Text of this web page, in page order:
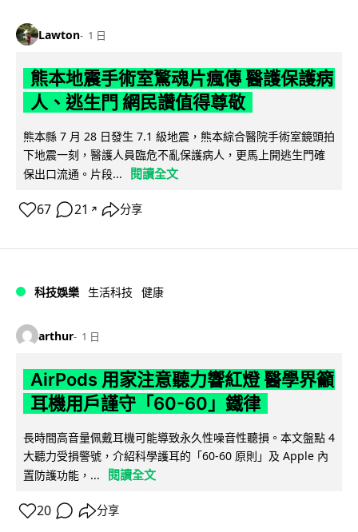
Lawton 1 日
熊本地震手術室驚魂片瘋傳 醫護保護病
人、逃生門 網民讚值得尊敬
熊本縣 7 月 28 日發生 7.1 級地震，熊本綜合醫院手術室鏡頭拍
下地震一刻，醫護人員臨危不亂保護病人，更馬上開逃生門確
保出口流通。片段...
閱讀全文
67 21 ↗ 分享
科技娛樂 生活科技 健康
arthur 1 日
AirPods 用家注意聽力響紅燈 醫學界籲
耳機用戶謹守「60-60」鐵律
長時間高音量佩戴耳機可能導致永久性噪音性聽損。本文盤點 4
大聽力受損警號，介紹科學護耳的「60-60 原則」及 Apple 內
置防護功能，...
閱讀全文
20 分享